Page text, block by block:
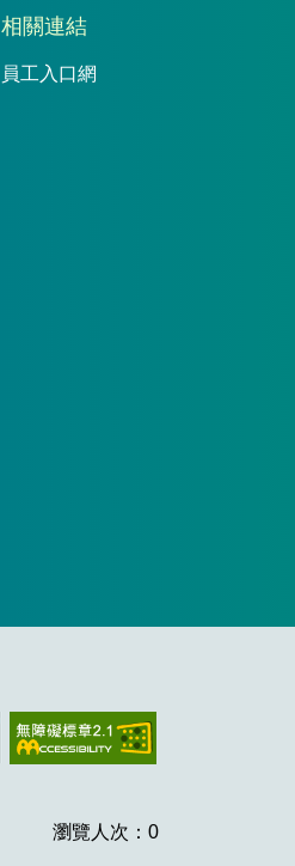
相關連結
員工入口網
瀏覽人次：0